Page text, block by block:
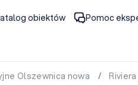
obiektów Pomoc
Olszewnica nowa /